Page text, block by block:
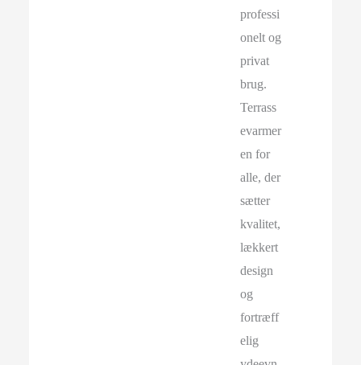
professi
onelt og
privat
brug.
Terrass
evarmer
en for
alle, der
sætter
kvalitet,
lækkert
design
og
fortræff
elig